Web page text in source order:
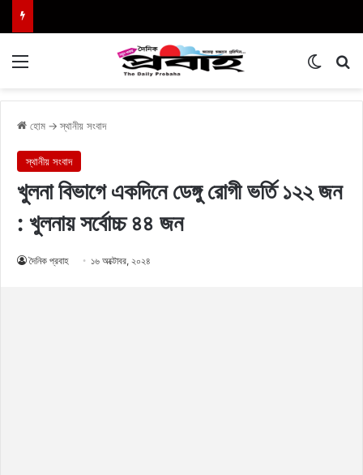
হোম → স্থানীয় সংবাদ
স্থানীয় সংবাদ
খুলনা বিভাগে একদিনে ডেঙ্গু রোগী ভর্তি ১২২ জন
: খুলনায় সর্বোচ্চ ৪৪ জন
দৈনিক প্রবাহ ১৬ অক্টোবর, ২০২৪